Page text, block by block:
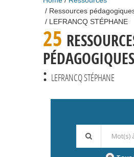
Ressources
LEFRANCQ STÉPHANE
25
: LEFRANCQ STÉPHANE